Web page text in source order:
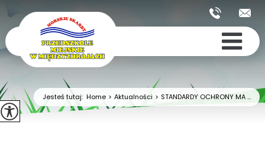
Jesteś tutaj:Home > Aktualności > STANDARDY OCHRONY MA ...